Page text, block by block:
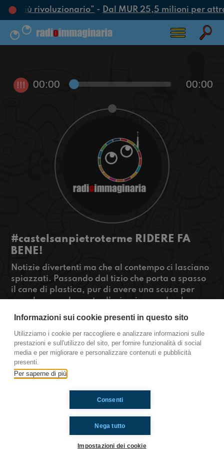
più rivoluzionario”- Dal MUR 25,5 milioni per
!!! 00:00 00:00
#castelsanpietroterme RIDERE FA
BENE!
Notizie divertenti ma che al contempo ci lasciano
spiazzati. Passando dal tizio che porta a spasso
il cane di plastica, pur di avere una scusa per
prendere una boccata d’aria giungendo al
esploreremo di tutti i colori. Ascoltate per
saperne di più!
#OkkinSu www.radioimmaginaria.it
Castel San Pietro Terme
Ti è piaciuto? Condividilo!
Informazioni sui cookie presenti in questo sito
Utilizziamo i cookie per raccogliere e analizzare informazioni sulle
prestazioni e sull'utilizzo del sito, per fornire funzionalità di social
media e per migliorare e personalizzare contenuti e pubblicità
presenti.
Per saperne di più
Nega tutto
Consenti
Impostazioni dei cookie